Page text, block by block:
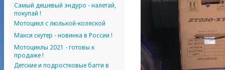
Самый дешевый эндуро - налетай,
покупай !
Мотоцикл с люлькой-коляской
Макси скутер - новинка в России !
Мотоциклы 2021 - готовы к
продаже !
Детские и подростковые багги в